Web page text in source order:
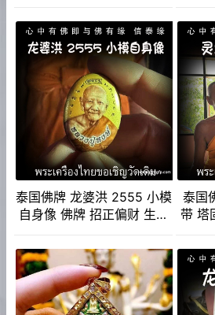
事业生意 转运旺运
泰国佛牌 龙婆洪 2555 小模
自身像 佛牌 招正偏财 生意
人相助
泰国
带 塔固 招财转运